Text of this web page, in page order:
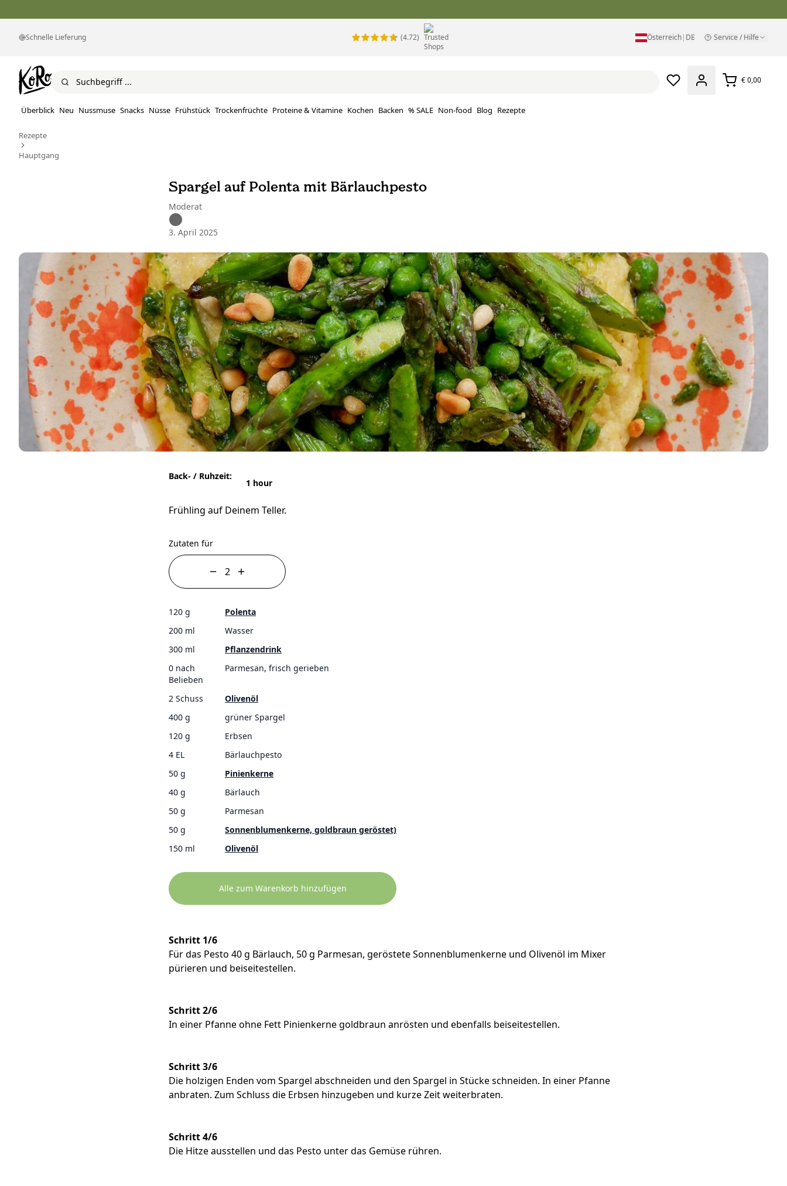
Schnelle Lieferung (4.72) Österreich| DE Service / Hilfe
€ 0,00
Überblick Neu Nussmuse Snacks Nüsse Frühstück Trockenfrüchte Proteine ​​& Vitamine Kochen Backen % SALE Non-food Blog Rezepte
Rezepte
Hauptgang
Spargel auf Polenta mit Bärlauchpesto
Moderat
3. April 2025
Back- / Ruhzeit:
1 hour
Frühling auf Deinem Teller.
Zutaten für
120 g
Polenta
200 ml
Wasser
300 ml
Pflanzendrink
0 nach
Belieben
Parmesan, frisch gerieben
2 Schuss
Olivenöl
400 g
grüner Spargel
120 g
Erbsen
4 EL
Bärlauchpesto
50 g
Pinienkerne
40 g
Bärlauch
50 g
Parmesan
50 g
Sonnenblumenkerne, goldbraun geröstet)
150 ml
Olivenöl
Alle zum Warenkorb hinzufügen
Schritt 1/6
Für das Pesto 40 g Bärlauch, 50 g Parmesan, geröstete Sonnenblumenkerne und Olivenöl im Mixer
pürieren und beiseitestellen.
Schritt 2/6
In einer Pfanne ohne Fett Pinienkerne goldbraun anrösten und ebenfalls beiseitestellen.
Schritt 3/6
Die holzigen Enden vom Spargel abschneiden und den Spargel in Stücke schneiden. In einer Pfanne
anbraten. Zum Schluss die Erbsen hinzugeben und kurze Zeit weiterbraten.
Schritt 4/6
Die Hitze ausstellen und das Pesto unter das Gemüse rühren.